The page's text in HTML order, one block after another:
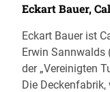
Eckart Bauer,
Eckart Bauer ist
Erwin Sannwalds
der „Vereinigten
Die